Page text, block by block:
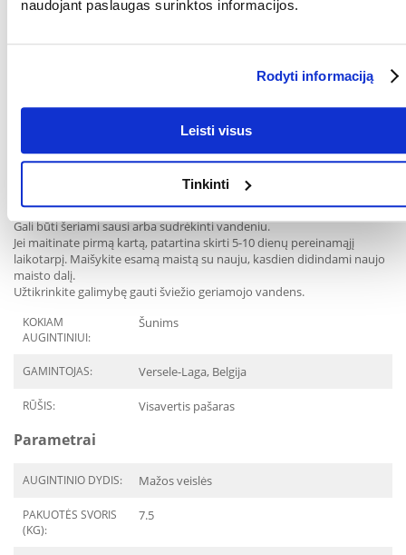
naudojant paslaugas surinktos informacijos.
Rodyti informaciją
Leisti visus
Tinkinti
8 kg 120 g 140 g 130 g 130 g 130 g
10 kg 150 g 185 g 190 g 175 g
Atsižvelgdami į šuns būklę, aktyvumą ir sveikatą, pritaikykite porcijas
pagal savo šuns poreikius. Padalykite dienos porciją į kelis valgymus.
Gali būti šeriami sausi arba sudrėkinti vandeniu.
Jei maitinate pirmą kartą, patartina skirti 5-10 dienų pereinamąjį
laikotarpį. Maišykite esamą maistą su nauju, kasdien didindami naujo
maisto dalį.
Užtikrinkite galimybę gauti šviežio geriamojo vandens.
KOKIAM
AUGINTINIUI:
Šunims
GAMINTOJAS: Versele-Laga, Belgija
RŪŠIS: Visavertis pašaras
Parametrai
AUGINTINIO DYDIS: Mažos veislės
PAKUOTĖS SVORIS
(KG):
7.5